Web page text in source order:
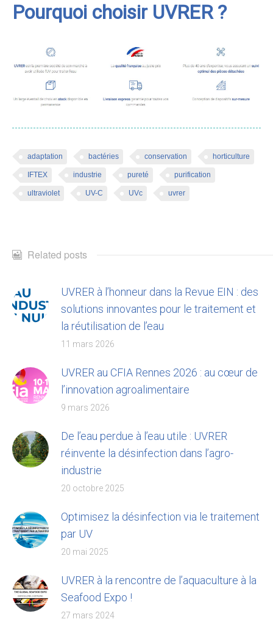
Pourquoi choisir UVRER ?
adaptation bactéries conservation horticulture
IFTEX industrie pureté purification
ultraviolet UV-C UVc uvrer
Related posts
UVRER à l’honneur dans la Revue EIN : des
solutions innovantes pour le traitement et
la réutilisation de l’eau
11 mars 2026
UVRER au CFIA Rennes 2026 : au cœur de
l’innovation agroalimentaire
9 mars 2026
De l’eau perdue à l’eau utile : UVRER
réinvente la désinfection dans l’agro-
industrie
20 octobre 2025
Optimisez la désinfection via le traitement
par UV
20 mai 2025
UVRER à la rencontre de l’aquaculture à la
Seafood Expo !
27 mars 2024